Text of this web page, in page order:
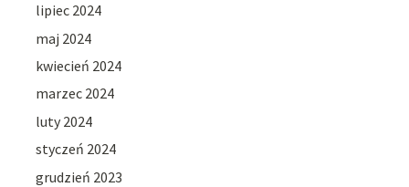
lipiec 2024
maj 2024
kwiecień 2024
marzec 2024
luty 2024
styczeń 2024
grudzień 2023